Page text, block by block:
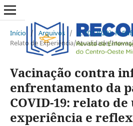
Início / Arquivos / v. 10 (2020): R.
Relato de Experiência/Atualidade/
Vacinação contra
enfrentamento da
COVID-19: relato de
experiência e